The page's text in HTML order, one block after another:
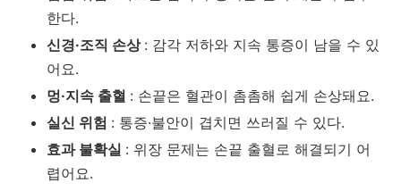
한다.
신경·조직 손상 : 감각 저하와 지속 통증이 남을 수 있
어요.
멍·지속 출혈 : 손끝은 혈관이 촘촘해 쉽게 손상돼요.
실신 위험 : 통증·불안이 겹치면 쓰러질 수 있다.
효과 불확실 : 위장 문제는 손끝 출혈로 해결되기 어
렵어요.